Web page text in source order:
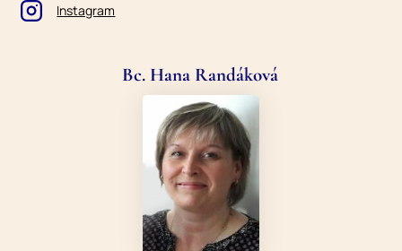
Instagram
Bc. Hana Randáková